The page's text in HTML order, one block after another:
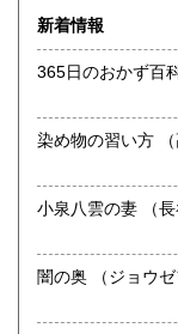
沿線名：-
最寄駅：-
営業時間：-
定休日：-
書籍の買取につい
取り扱い分野
総記、哲学宗教
語国文、外国文学
カルチャー、古書
新着情報
365日のおかず百
染
小泉八
闇の奥 （ジ